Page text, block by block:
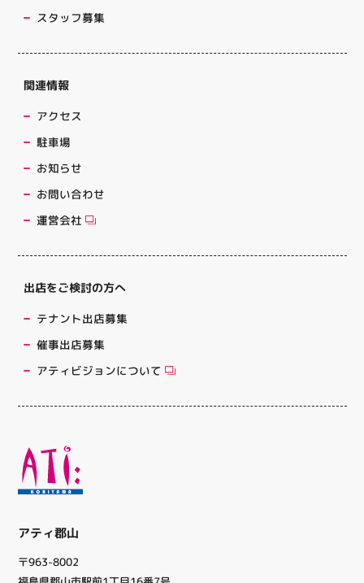
アティ郡山
〒963-8002
スタッフ募集
関連情報
アクセス
駐車場
お知らせ
お問い合わせ
運営会社
出店をご検討の方へ
テナント出店募集
催事出店募集
アティビジョンについて